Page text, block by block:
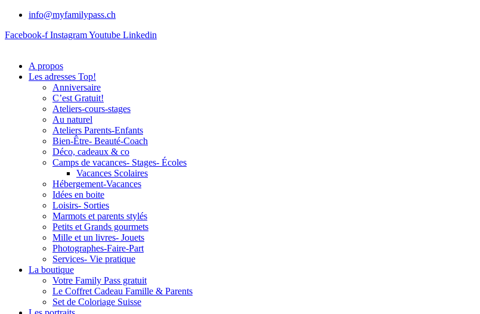
info@myfamilypass.ch
Facebook-f InstagramYoutube Linkedin
A propos
Les adresses Top!
Anniversaire
C’est Gratuit!
Ateliers-cours-stages
Au naturel
Ateliers Parents-Enfants
Bien-Être- Beauté-Coach
Déco, cadeaux & co
Camps de vacances- Stages- Écoles
Vacances Scolaires
Hébergement-Vacances
Idées en boite
Loisirs- Sorties
Marmots et parents stylés
Petits et Grands gourmets
Mille et un livres- Jouets
Photographes-Faire-Part
Services- Vie pratique
La boutique
Votre Family Pass gratuit
Le Coffret Cadeau Famille & Parents
Set de Coloriage Suisse